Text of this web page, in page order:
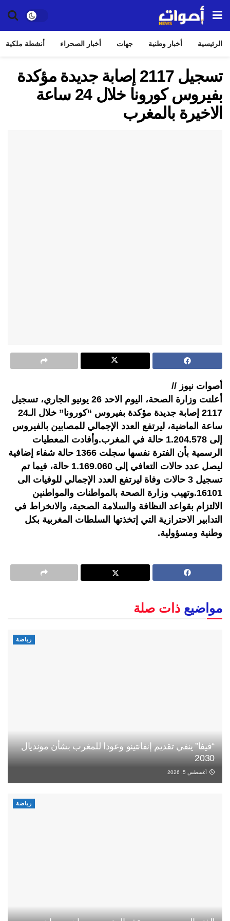
الرئيسية أخبار وطنية جهات أخبار الصحراء أنشطة ملكية
تسجيل 2117 إصابة جديدة مؤكدة
بفيروس كورونا خلال 24 ساعة
الاخيرة بالمغرب
أصوات نيوز //
أعلنت وزارة الصحة، اليوم الاحد 26 يونيو الجاري، تسجيل
2117 إصابة جديدة مؤكدة بفيروس “كورونا” خلال الـ24
ساعة الماضية، ليرتفع العدد الإجمالي للمصابين بالفيروس
إلى 1.204.578 حالة في المغرب.وأفادت المعطيات
الرسمية بأن الفترة نفسها سجلت 1366 حالة شفاء إضافية
ليصل عدد حالات التعافي إلى 1.169.060 حالة، فيما تم
تسجيل 3 حالات وفاة ليرتفع العدد الإجمالي للوفيات الى
16101.وتهيب وزارة الصحة بالمواطنات والمواطنين
الالتزام بقواعد النظافة والسلامة الصحية، والانخراط في
التدابير الاحترازية التي إتخذتها السلطات المغربية بكل
وطنية ومسؤولية.
مواضيع ذات صلة
رياضة
“فيفا” ينفي تقديم إنفانتينو وعودا للمغرب بشأن مونديال
2030
أغسطس 5, 2026
رياضة